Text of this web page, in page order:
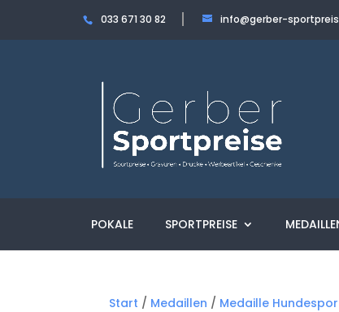
033 671 30 82 info@gerber-
POKALE SPORTPREISE
Start / Medaillen / Medaille